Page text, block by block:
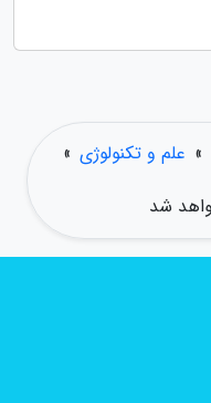
» علم و تکنولوژی »